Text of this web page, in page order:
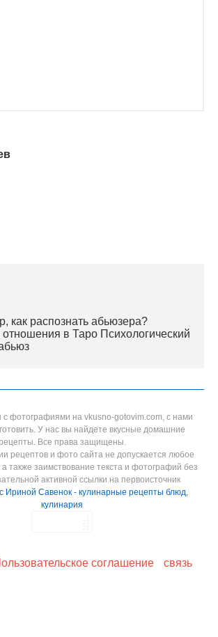
как распознать абьюзера?
в Таро Психологический
с фотографиями на vkusno-gotovim.com, с нами
У нас вы найдете вкусные домашние
рецепты. Все права защищены.
рецептов и фото сайта не допускается любое
также заимствование текста и фотографий без
активной ссылки на первоисточник
с Ириной Савенок - кулинарные рецепты блюд,
кулинария
соглашение связь